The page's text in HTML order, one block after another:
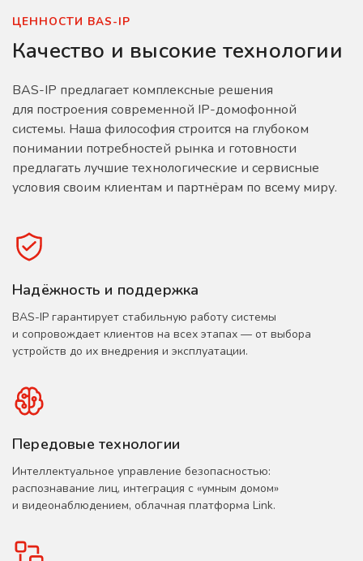
ЦЕННОСТИ BAS-IP
Качество и высокие технологии
BAS-IP предлагает комплексные решения
для построения современной IP-домофонной
системы. Наша философия строится на глубоком
понимании потребностей рынка и готовности
предлагать лучшие технологические и сервисные
условия своим клиентам и партнёрам по всему миру.
Надёжность и поддержка
BAS-IP гарантирует стабильную работу системы
и сопровождает клиентов на всех этапах — от выбора
устройств до их внедрения и эксплуатации.
Передовые технологии
Интеллектуальное управление безопасностью:
распознавание лиц, интеграция с «умным домом»
и видеонаблюдением, облачная платформа Link.